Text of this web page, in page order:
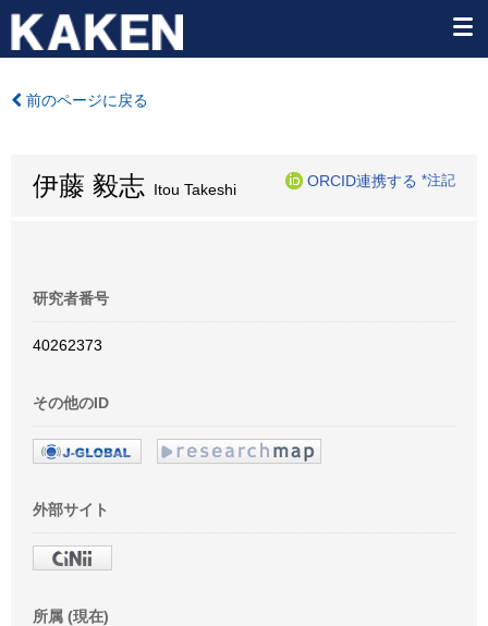
前のページに戻る
伊藤 毅志 Itou Takeshi
ORCID連携する *注記
研究者番号
40262373
その他のID
外部サイト
所属 (現在)